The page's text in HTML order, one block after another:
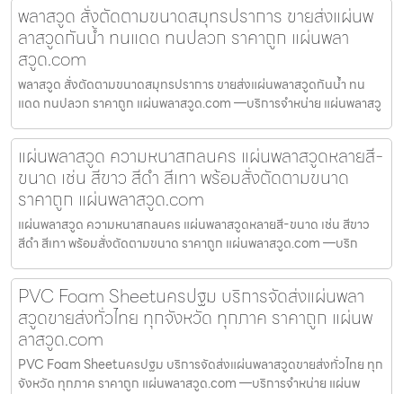
พลาสวูด สั่งตัดตามขนาดสมุทรปราการ ขายส่งแผ่นพ
ลาสวูดกันน้ำ ทนแดด ทนปลวก ราคาถูก แผ่นพลา
สวูด.com
พลาสวูด สั่งตัดตามขนาดสมุทรปราการ ขายส่งแผ่นพลาสวูดกันน้ำ ทน
แดด ทนปลวก ราคาถูก แผ่นพลาสวูด.com —บริการจำหน่าย แผ่นพลาสวู
แผ่นพลาสวูด ความหนาสกลนคร แผ่นพลาสวูดหลายสี-
ขนาด เช่น สีขาว สีดำ สีเทา พร้อมสั่งตัดตามขนาด
ราคาถูก แผ่นพลาสวูด.com
แผ่นพลาสวูด ความหนาสกลนคร แผ่นพลาสวูดหลายสี-ขนาด เช่น สีขาว
สีดำ สีเทา พร้อมสั่งตัดตามขนาด ราคาถูก แผ่นพลาสวูด.com —บริก
PVC Foam Sheetนครปฐม บริการจัดส่งแผ่นพลา
สวูดขายส่งทั่วไทย ทุกจังหวัด ทุกภาค ราคาถูก แผ่นพ
ลาสวูด.com
PVC Foam Sheetนครปฐม บริการจัดส่งแผ่นพลาสวูดขายส่งทั่วไทย ทุก
จังหวัด ทุกภาค ราคาถูก แผ่นพลาสวูด.com —บริการจำหน่าย แผ่นพ